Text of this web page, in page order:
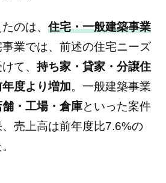
のは、 住宅・一般建築事業
業では、前述の住宅ニーズ
て、 持ち家・貸家・分譲住
度より増加。一般建築事業
・工場・倉庫といった案件
売上高は前年度比7.6%の